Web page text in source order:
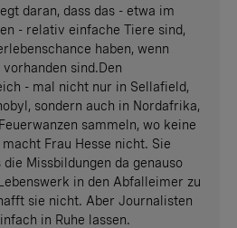
daran, dass das - etwa im
- relativ einfache Tiere sind,
haben, wenn
sind.Den
- mal nicht nur in Sellafield,
sondern auch in Nordafrika,
sammeln, wo keine
Frau Hesse nicht. Sie
Missbildungen da genauso
in den Abfalleimer zu
sie nicht. Aber Journalisten
in Ruhe lassen.